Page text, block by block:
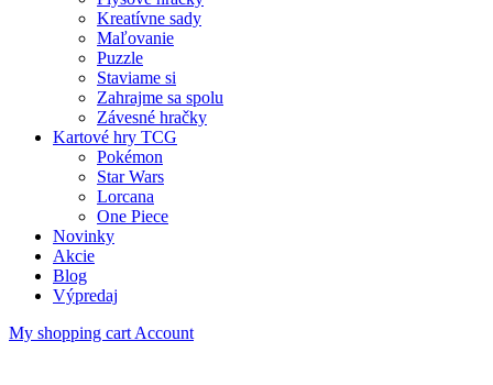
Kreatívne sady
Maľovanie
Puzzle
Staviame si
Zahrajme sa spolu
Závesné hračky
Kartové hry TCG
Pokémon
Star Wars
Lorcana
One Piece
Novinky
Akcie
Blog
Výpredaj
My shopping cart Account